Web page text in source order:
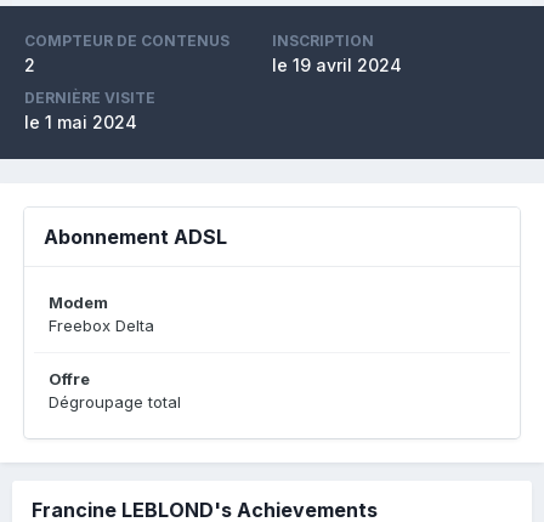
COMPTEUR DE CONTENUS
2
INSCRIPTION
le 19 avril 2024
DERNIÈRE VISITE
le 1 mai 2024
Abonnement ADSL
Modem
Freebox Delta
Offre
Dégroupage total
Francine LEBLOND's Achievements